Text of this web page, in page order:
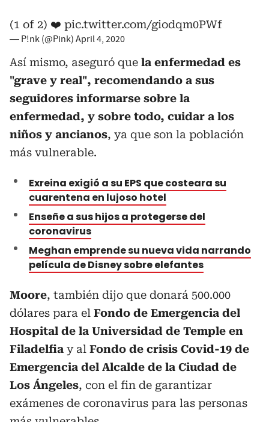
(1 of 2) ❤️ pic.twitter.com/giodqm0PWf
— P!nk (@Pink) April 4, 2020
Así mismo, aseguró que la enfermedad es
"grave y real", recomendando a sus
seguidores informarse sobre la
enfermedad, y sobre todo, cuidar a los
niños y ancianos, ya que son la población
más vulnerable.
Exreina exigió a su EPS que costeara su
cuarentena en lujoso hotel
Enseñe a sus hijos a protegerse del
coronavirus
Meghan emprende su nueva vida narrando
película de Disney sobre elefantes
Moore, también dijo que donará 500.000
dólares para el Fondo de Emergencia del
Hospital de la Universidad de Temple en
Filadelfia y al Fondo de crisis Covid-19 de
Emergencia del Alcalde de la Ciudad de
Los Ángeles, con el fin de garantizar
exámenes de coronavirus para las personas